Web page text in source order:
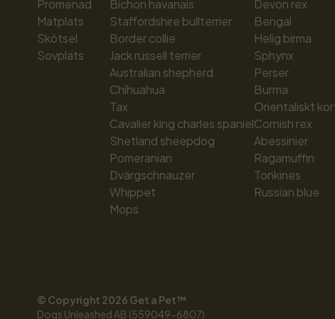
Promenad
Matplats
Skötsel
Sovplats
Bichon havanais
Staffordshire bullterrier
Border collie
Jack russell terrier
Australian shepherd
Chihuahua
Tax
Cavalier king charles spaniel
Shetland sheepdog
Pomeranian
Dvärgschnauzer
Whippet
Mops
Devon rex
Bengal
Helig birma
Sphynx
Perser
Burma
Orientaliskt
Cornish rex
Abessinier
Ragamuffin
Tonkines
Russian blue
© Copyright 2026 Get a Pet™
Dogs Unleashed AB (559049-6807)